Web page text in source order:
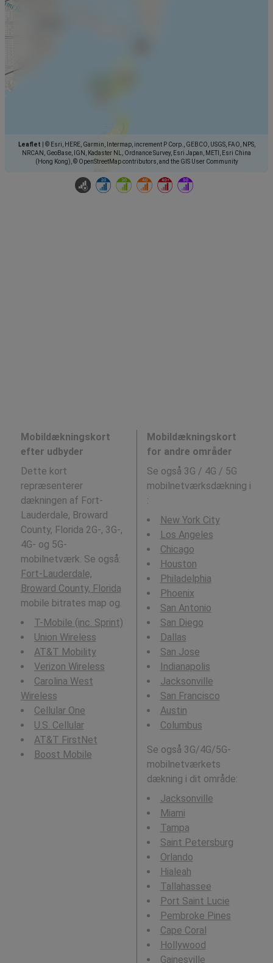
Leaflet
© Esri, HERE, Garmin, Intermap, increment P Corp., GEBCO, USGS, FAO, NPS,
NRCAN, GeoBase, IGN, Kadaster NL, Ordnance Survey, Esri Japan, METI, Esri China
(Hong Kong), © OpenStreetMap contributors, and the GIS User Community
Mobildækningskort
efter udbyder
Dette kort
repræsenterer
dækningen af Fort-
Lauderdale, Broward
County, Florida 2G-, 3G-,
4G- og 5G-
mobilnetværk. Se også:
Fort-Lauderdale,
Broward County, Florida
mobile bitrates map og.
T-Mobile (inc. Sprint)
Union Wireless
AT&T Mobility
Verizon Wireless
Carolina West
Wireless
Cellular One
U.S. Cellular
AT&T FirstNet
Boost Mobile
Mobildækningskort
for andre områder
Se også 3G / 4G / 5G
mobilnetværksdækning i
:
New York City
Los Angeles
Chicago
Houston
Philadelphia
Phoenix
San Antonio
San Diego
Dallas
San Jose
Indianapolis
Jacksonville
San Francisco
Austin
Columbus
Se også 3G/4G/5G-
mobilnetværkets
dækning i dit område:
Jacksonville
Miami
Tampa
Saint Petersburg
Orlando
Hialeah
Tallahassee
Port Saint Lucie
Pembroke Pines
Cape Coral
Hollywood
Gainesville